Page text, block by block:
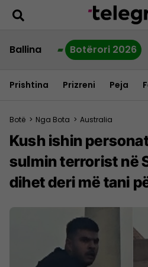
Ballina Botërori 2026
Prishtina Prizreni Peja
Botë > Nga Bota > Australia
Kush ishin
sulmin terrorist në
dihet deri më tani